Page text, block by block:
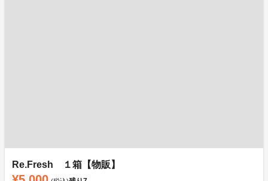
Re.Fresh １箱【物販】